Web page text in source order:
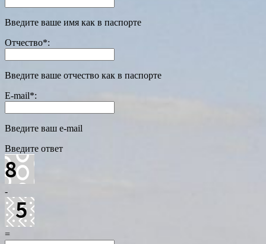
Введите ваше имя как в паспорте
Отчество*:
Введите ваше отчество как в паспорте
E-mail*:
Введите ваш e-mail
Введите ответ
-
=